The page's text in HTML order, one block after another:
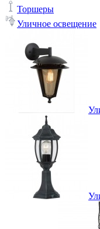
Торшеры
Уличное освещение